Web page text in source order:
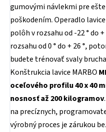
gumovými návlekmi pre
poškodením. Operadlo
polôh v rozsahu od -22 ° do
rozsahu od 0 ° do + 26 °,
budete trénovať svaly
Konštrukcia lavice MARBO
oceľového profilu 40 x 40
nosnosť až 200 kilogramov
na precíznych,
výrobný proces je zárukou